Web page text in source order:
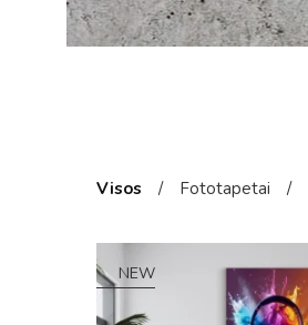
Visos / Fototapetai /
NEW